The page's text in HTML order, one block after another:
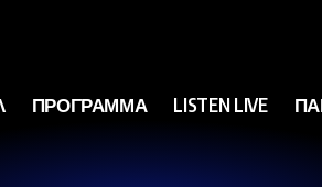
ΠΡΟΓΡΑΜΜΑ LISTEN LIVE